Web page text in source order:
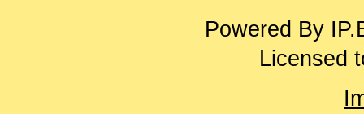
Powered By
Licensed